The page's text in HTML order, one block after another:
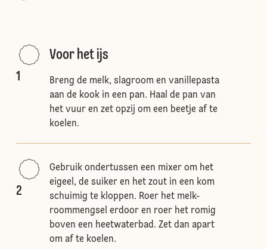
1
Voor het ijs
Breng de melk, slagroom en vanillepasta
aan de kook in een pan. Haal de pan van
het vuur en zet opzij om een beetje af te
koelen.
2
Gebruik ondertussen een mixer om het
eigeel, de suiker en het zout in een kom
schuimig te kloppen. Roer het melk-
roommengsel erdoor en roer het romig
boven een heetwaterbad. Zet dan apart
om af te koelen.